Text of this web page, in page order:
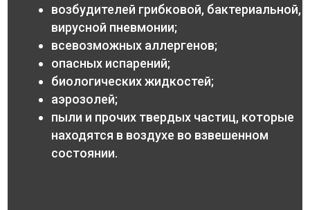
возбудителей грибковой, бактериальной,
вирусной пневмонии;
всевозможных аллергенов;
опасных испарений;
биологических жидкостей;
аэрозолей;
пыли и прочих твердых частиц, которые
находятся в воздухе во взвешенном
состоянии.